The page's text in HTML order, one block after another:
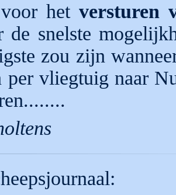
hetversturen
de snelste
zou zijn
per vliegtuig naar